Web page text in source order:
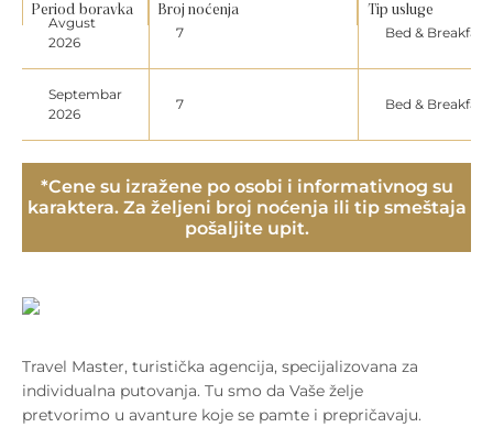
Period boravka Broj noćenja Tip usluge
Avgust
2026
7 Bed & Breakfast
Septembar
2026
7 Bed & Breakfast
*Cene su izražene po osobi i informativnog su
karaktera. Za željeni broj noćenja ili tip smeštaja
pošaljite upit.
Travel Master, turistička agencija, specijalizovana za
individualna putovanja. Tu smo da Vaše želje
pretvorimo u avanture koje se pamte i prepričavaju.